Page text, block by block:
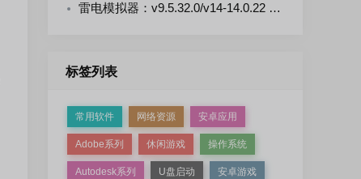
雷电模拟器：v9.5.32.0/v14-14.0.22 去广告绿色版
标签列表
常用软件 网络资源 安卓应用
Adobe系列 休闲游戏 操作系统
Autodesk系列 U盘启动 安卓游戏